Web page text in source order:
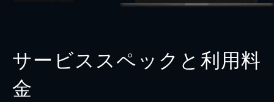
サービススペックと利用料
金